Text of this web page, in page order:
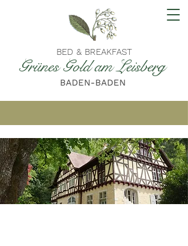
BED & BREAKFAST
Grünes Gold am Leisberg
BADEN-BADEN